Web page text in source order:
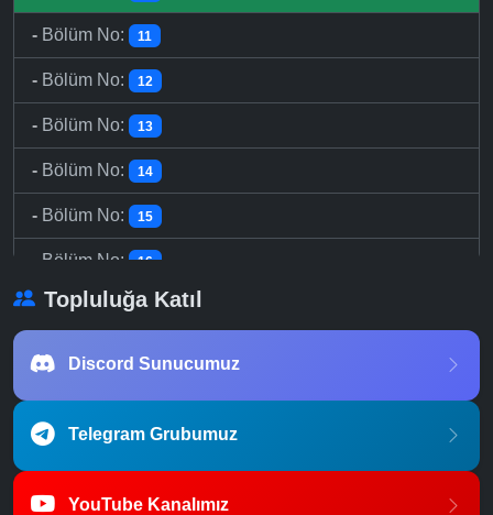
- Bölüm No: 11
- Bölüm No: 12
- Bölüm No: 13
- Bölüm No: 14
- Bölüm No: 15
Bölüm No: 16
- Bölüm No: 17
- Bölüm No:
-Bölüm No: 20
Topluluğa Katıl
Discord Sunucumuz
Telegram Grubumuz
YouTube Kanalımız